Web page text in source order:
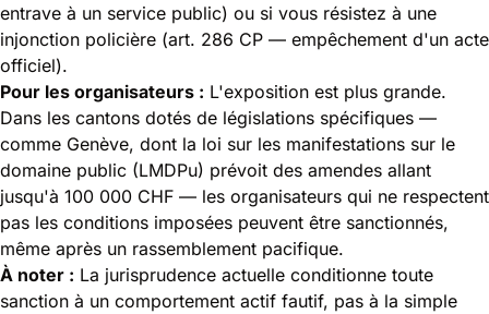
entrave à un service public) ou si vous résistez à une
injonction policière (art. 286 CP — empêchement d'un acte
officiel).
Pour les organisateurs : L'exposition est plus grande.
Dans les cantons dotés de législations spécifiques —
comme Genève, dont la loi sur les manifestations sur le
domaine public (LMDPu) prévoit des amendes allant
jusqu'à 100 000 CHF — les organisateurs qui ne respectent
pas les conditions imposées peuvent être sanctionnés,
même après un rassemblement pacifique.
À noter : La jurisprudence actuelle conditionne toute
sanction à un comportement actif fautif, pas à la simple